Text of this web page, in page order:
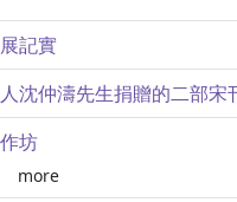
記實
沈仲濤先生捐贈的二部宋
坊
more